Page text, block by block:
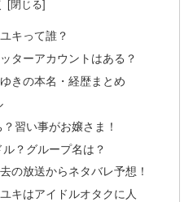
キって誰？
ターアカウントはある？
きの本名・経歴まとめ
習い事がお嬢さま！
？グループ名は？
の放送からネタバレ予想！
キはアイドルオタクに人